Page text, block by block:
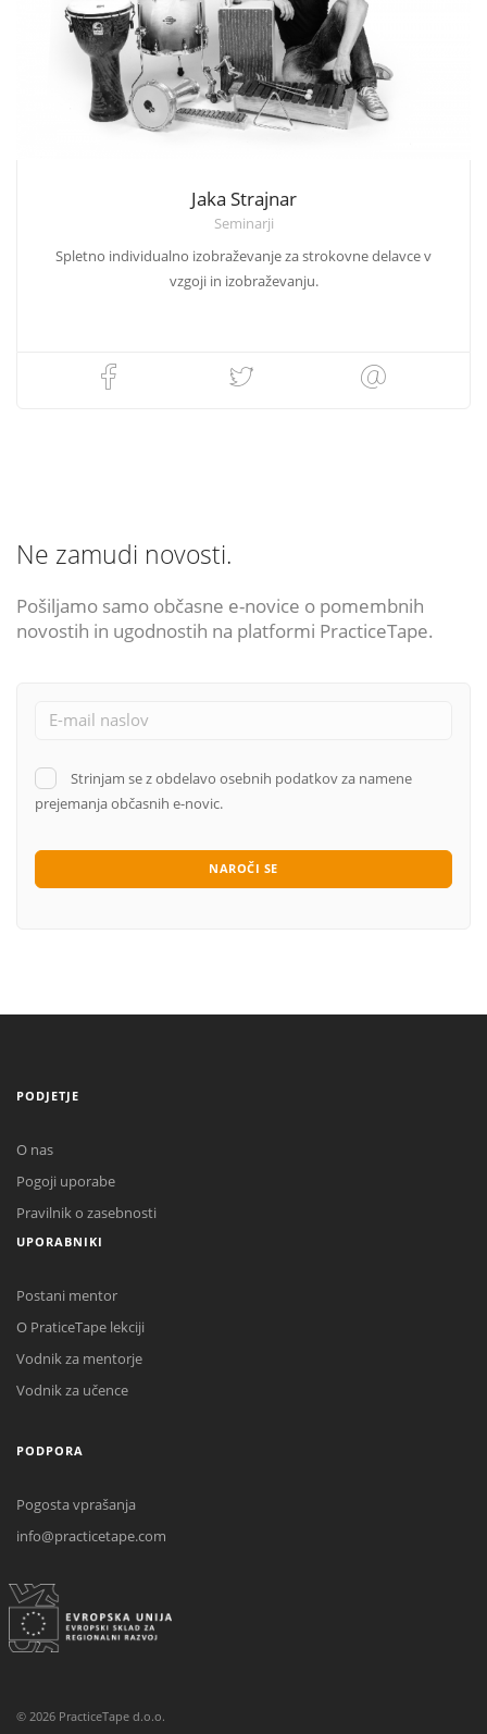
Jaka Strajnar
Seminarji
Spletno individualno izobraževanje za strokovne delavce v
vzgoji in izobraževanju.
Ne zamudi novosti.
Pošiljamo samo občasne e-novice o pomembnih
novostih in ugodnostih na platformi PracticeTape.
Strinjam se z obdelavo osebnih podatkov za namene
prejemanja občasnih e-novic.
NAROČI SE
PODJETJE
O nas
Pogoji uporabe
Pravilnik o zasebnosti
UPORABNIKI
Postani mentor
O PraticeTape lekciji
Vodnik za mentorje
Vodnik za učence
PODPORA
Pogosta vprašanja
info@practicetape.com
© 2026 PracticeTape d.o.o.